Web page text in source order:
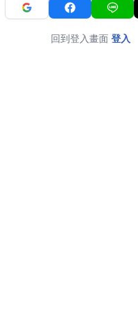
回到登入畫面 登入